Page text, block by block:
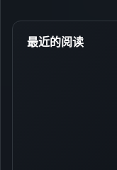
最近的阅读